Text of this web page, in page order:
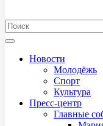
Новости
Молодёжь
Спорт
Культура
Пресс-центр
Главные